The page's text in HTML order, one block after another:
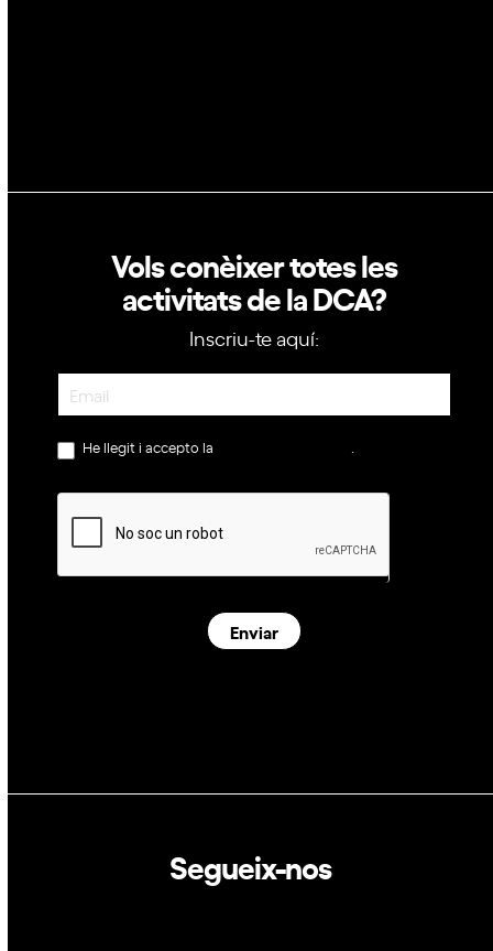
Vols conèixer totes les
activitats de la DCA?
Inscriu-te aquí:
Newsletter
He llegit i accepto la
Enviar
Segueix-nos